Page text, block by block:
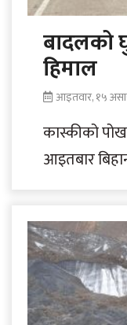
बादलको
हिमाल
आइतवार, १५
कास्कीको
आइतबार